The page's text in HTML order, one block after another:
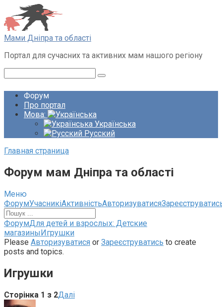
Перейти
до
вмісту
Мами Дніпра та області
Портал для сучасних та активних мам нашого регіону
Форум
Про портал
Мова:
Українська
Русский
Главная страница
Форум мам Дніпра та області
Меню
Навігація
по
форуму
ФорумУчасникіАктивністьАвторизуватися
Навігаційна
стежка
форуму
–
тут:
ФорумДля детей и взрослых: Детские
магазиныИгрушки
Please Авторизуватися or Зареєструватись to create
posts and topics.
Игрушки
Сторінка 1 з 2Далі